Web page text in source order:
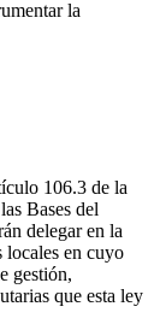
la
106.3 de la
Bases del
delegar en la
locales en cuyo
gestión,
que esta ley